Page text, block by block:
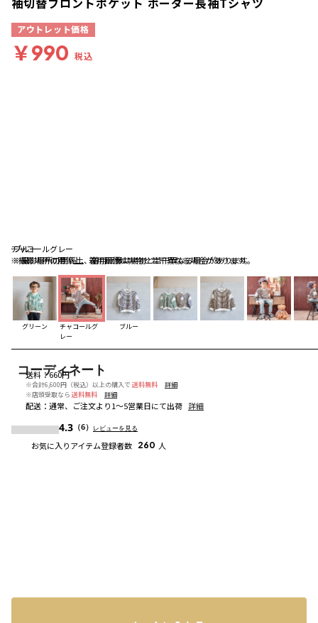
チャコールグレー
※撮影場所の関係上、着用画像は実物と若干異なる場合があります。
ブルー
※撮影場所の関係上、着用画像は実物と若干異なる場合があります。
ブルー
グリーン
チャコールグ
レー
ブルー
コーディネート
送料 ：660円
※合計6,600円（税込）以上の購入で 送料無料
詳細
※店頭受取なら 送料無料 詳細
配送 ： 通常、ご注文より1～5営業日にて出荷 詳細
4.3 （6） レビューを見る
お気に入りアイテム登録者数 260 人
アウトレット価格
￥990 税込